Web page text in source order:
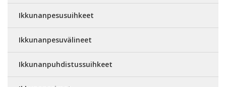
Ikkunanpesusuihkeet
Ikkunanpesuvälineet
Ikkunanpuhdistussuihkeet